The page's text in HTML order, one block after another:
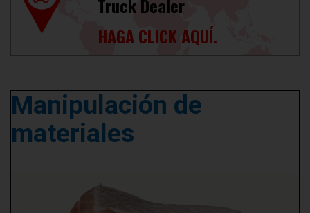
Truck Dealer
HAGA CLICK AQUÍ.
Manipulación de
materiales